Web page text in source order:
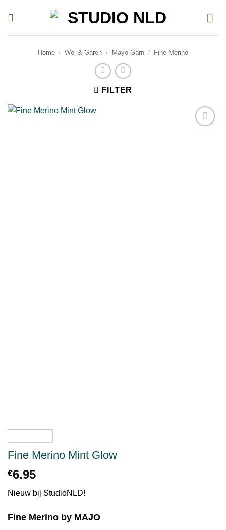
Home / Wol & Garen / Mayo Garn / Fine Merino
FILTER
Fine Merino Mint Glow
€6.95
Nieuw bij StudioNLD!
Fine Merino by MAJO